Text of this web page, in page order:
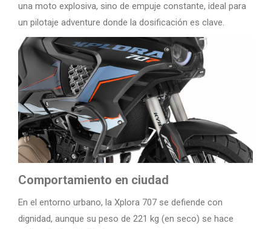
una moto explosiva, sino de empuje constante, ideal para
un pilotaje adventure donde la dosificación es clave.
Comportamiento en ciudad
En el entorno urbano, la Xplora 707 se defiende con
dignidad, aunque su peso de 221 kg (en seco) se hace